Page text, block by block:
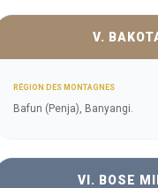
V.
RÉGION DES MONTAGNES
Bafun (Penja), Banyangi.
VI. BOSE